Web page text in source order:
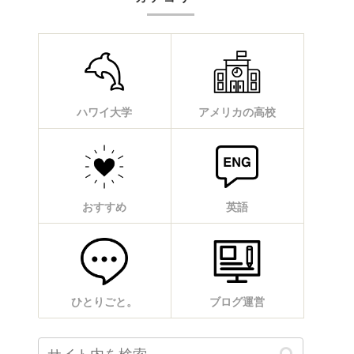
ハワイ大学 アメリカの高校
おすすめ 英語
ひとりごと。 ブログ運営